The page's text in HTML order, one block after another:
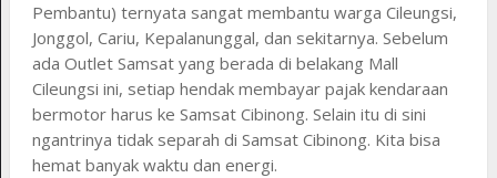
Pembantu) ternyata sangat membantu warga Cileungsi,
Jonggol, Cariu, Kepalanunggal, dan sekitarnya. Sebelum
ada Outlet Samsat yang berada di belakang Mall
Cileungsi ini, setiap hendak membayar pajak kendaraan
bermotor harus ke Samsat Cibinong. Selain itu di sini
ngantrinya tidak separah di Samsat Cibinong. Kita bisa
hemat banyak waktu dan energi.